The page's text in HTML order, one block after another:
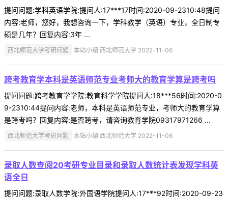
提问问题:学科英语学院:提问人:17***17时间:2020-09-2310:48提问
内容:老师，您好，我想咨询一下，学科教学（英语）专业，全日制专
硕是几年？回复内容:3年 ...
西北师范大学考研问题 本站小编 西北师范大学 2022-11-06
跨考教育学本科是英语师范专业考师大的教育学算是跨考吗
提问问题:跨考教育学学院:教育科学学院提问人:18***56时间:2020-0
9-2310:44提问内容:老师，本科是英语师范专业，考师大的教育学算
是跨考吗？回复内容:是否跨考，请咨询教育学院09317971266 ...
西北师范大学考研问题 本站小编 西北师范大学 2022-11-06
录取人数查阅20考研专业目录和录取人数统计表发现学科英
语全日
提问问题:录取人数学院:外国语学院提问人:17***92时间:2020-09-23